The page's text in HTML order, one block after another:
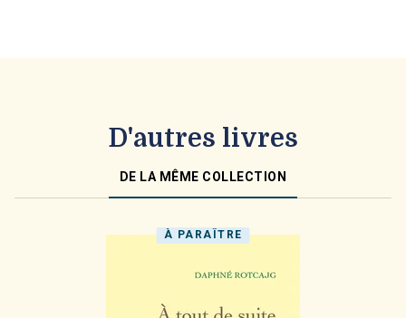
D'autres livres
DE LA MÊME COLLECTION
À PARAÎTRE